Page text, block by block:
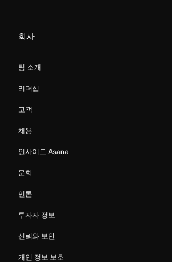
회사
팀 소개
리더십
고객
채용
인사이드 Asana
문화
언론
투자자 정보
신뢰와 보안
개인 정보 보호